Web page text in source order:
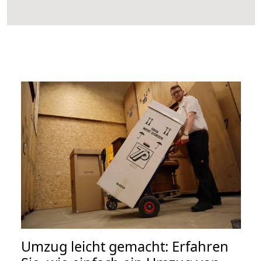
Umzug leicht gemacht: Erfahren